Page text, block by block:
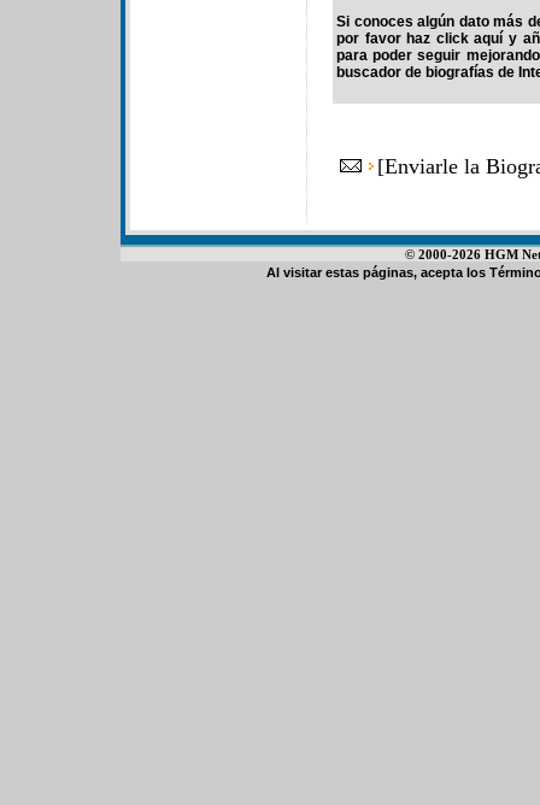
Si conoces algún dato más
por favor haz click aquí y
para poder seguir
buscador de biografías de
[Enviarle la
© 2000-2026 HGM
Al visitar estas páginas, acepta los